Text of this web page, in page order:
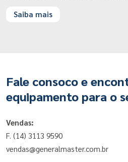
Saiba mais
Fale consoco e
equipamento para o
Vendas:
F. (14) 3113 9590
vendas@generalmaster.com.br